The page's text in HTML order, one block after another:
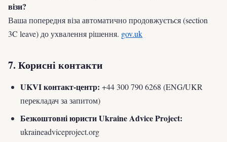
візи?
Ваша попередня віза автоматично продовжується (section
3C leave) до ухвалення рішення. gov.uk
7. Корисні контакти
UKVI контакт-центр: +44 300 790 6268 (ENG/UKR
перекладач за запитом)
Безкоштовні юристи Ukraine Advice Project:
ukraineadviceproject.org